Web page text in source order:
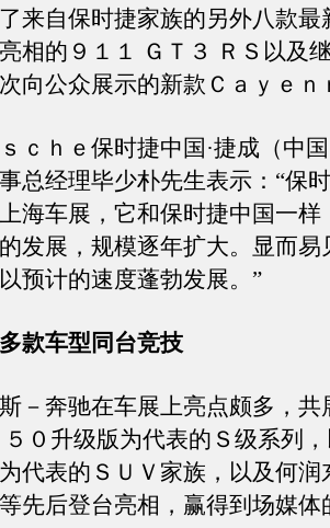
来自保时捷家族的另外八款最
相的９１１ ＧＴ３ ＲＳ以及
向公众展示的新款Ｃａｙｅｎ
ｈｅ保时捷中国·捷成（中国
总经理毕少朴先生表示：“保
海车展，它和保时捷中国一样
发展，规模逐年扩大。显而易
预计的速度蓬勃发展。”
款车型同台竞技
奔驰在车展上亮点颇多，共
０升级版为代表的Ｓ级系列
代表的ＳＵＶ家族，以及何润
先后登台亮相，赢得到场媒